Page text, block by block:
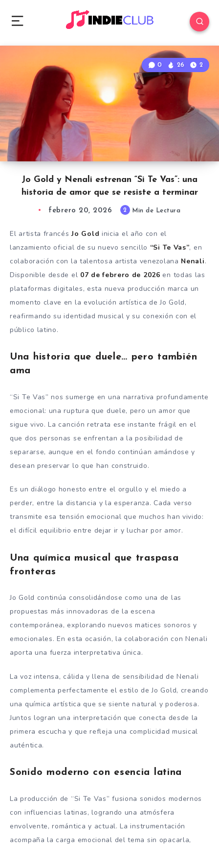
Jo Gold y Nenali estrenan “Si Te Vas”: una
historia de amor que se resiste a terminar
0 26 2
febrero 20, 2026 2 Min de Lectura
El artista francésJo Gold inicia el año con el
lanzamiento oficial de su nuevo sencillo “Si Te Vas”, en
colaboración con la talentosa artista venezolana Nenali.
Disponible desde el 07 de febrero de 2026 en todas las
plataformas digitales, esta nueva producción marca un
momento clave en la evolución artística de Jo Gold,
reafirmando su identidad musical y su conexión con el
público latino.
Una historia que duele… pero también
ama
“Si Te Vas” nos sumerge en una narrativa profundamente
emocional: una ruptura que duele, pero un amor que
sigue vivo. La canción retrata ese instante frágil en el
que dos personas se enfrentan a la posibilidad de
separarse, aunque en el fondo continúan amándose y
desean preservar lo que han construido.
Es un diálogo honesto entre el orgullo y el miedo a
perder, entre la distancia y la esperanza. Cada verso
transmite esa tensión emocional que muchos han vivido:
el difícil equilibrio entre dejar ir y luchar por amor.
Una química musical que traspasa
fronteras
Jo Gold continúa consolidándose como una de las
propuestas más innovadoras de la escena
contemporánea, explorando nuevos matices sonoros y
emocionales. En esta ocasión, la colaboración con Nenali
aporta una fuerza interpretativa única.
La voz intensa, cálida y llena de sensibilidad de Nenali
complementa perfectamente el estilo de Jo Gold, creando
una química artística que se siente natural y poderosa.
Juntos logran una interpretación que conecta desde la
primera escucha y que refleja una complicidad musical
auténtica.
Sonido moderno con esencia latina
La producción de “Si Te Vas” fusiona sonidos modernos
con influencias latinas, logrando una atmósfera
envolvente, romántica y actual. La instrumentación
acompaña la carga emocional del tema sin opacarla,